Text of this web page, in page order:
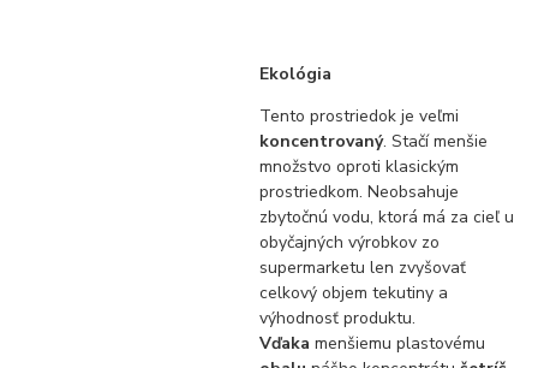
Ekológia
Tento prostriedok je veľmi
koncentrovaný. Stačí menšie
množstvo oproti klasickým
prostriedkom. Neobsahuje
zbytočnú vodu, ktorá má za cieľ u
obyčajných výrobkov zo
supermarketu len zvyšovať
celkový objem tekutiny a
výhodnosť produktu.
Vďaka menšiemu plastovému